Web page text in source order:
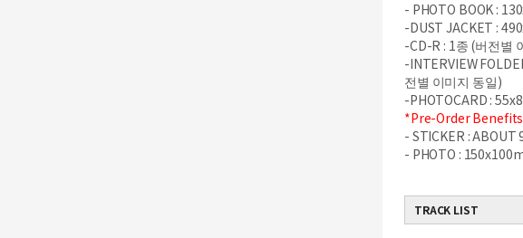
- PHOTO BOOK :
-DUST JACKET :
-CD-R : 1종 (버전별
-INTERVIEW
전별 이미지 동일)
-PHOTOCARD :
*Pre-Order Benefits
- STICKER :
- PHOTO :
TRACK LIST